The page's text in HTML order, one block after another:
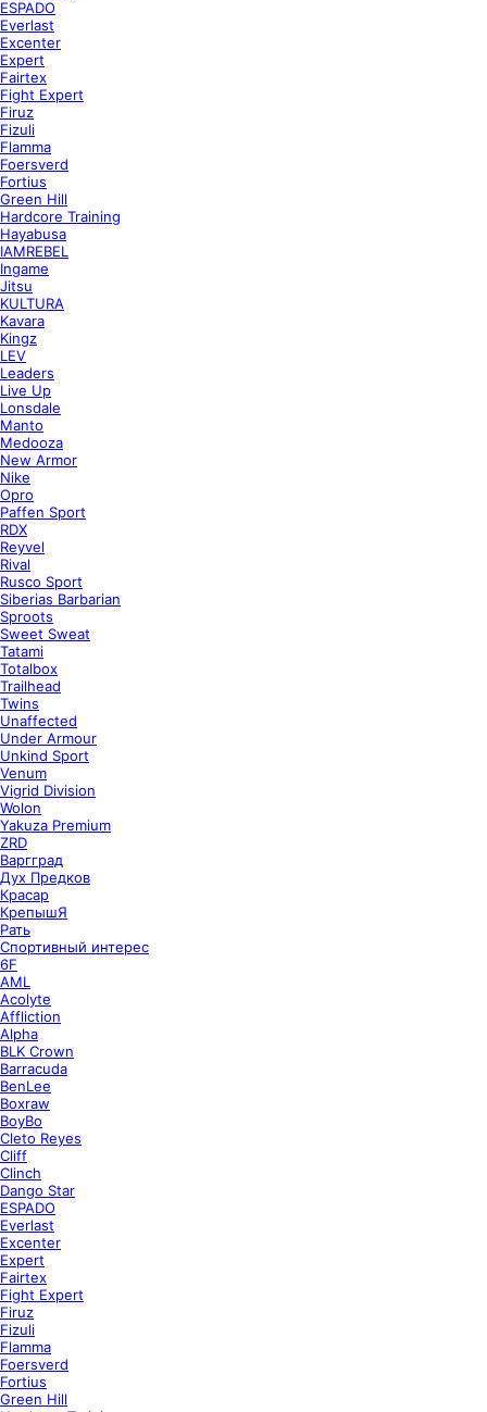
ESPADO
Everlast
Excenter
Expert
Fairtex
Fight Expert
Firuz
Fizuli
Flamma
Foersverd
Fortius
Green Hill
Hardcore Training
Hayabusa
IAMREBEL
Ingame
Jitsu
KULTURA
Kavara
Kingz
LEV
Leaders
Live Up
Lonsdale
Manto
Medooza
New Armor
Nike
Opro
Paffen Sport
RDX
Reyvel
Rival
Rusco Sport
Siberias Barbarian
Sproots
Sweet Sweat
Tatami
Totalbox
Trailhead
Twins
Unaffected
Under Armour
Unkind Sport
Venum
Vigrid Division
Wolon
Yakuza Premium
ZRD
Варгград
Дух Предков
Красар
КрепышЯ
Рать
Спортивный интерес
6F
AML
Acolyte
Affliction
Alpha
BLK Crown
Barracuda
BenLee
Boxraw
BoyBo
Cleto Reyes
Cliff
Clinch
Dango Star
ESPADO
Everlast
Excenter
Expert
Fairtex
Fight Expert
Firuz
Fizuli
Flamma
Foersverd
Fortius
Green Hill